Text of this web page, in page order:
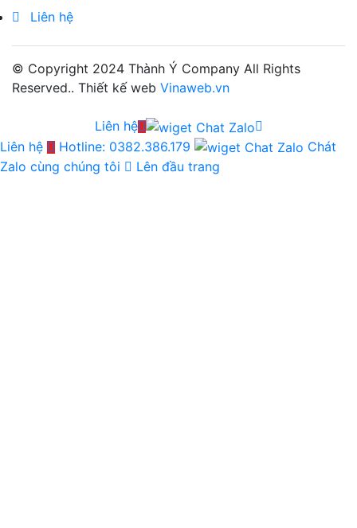
Liên hệ
© Copyright 2024 Thành Ý Company All Rights
Reserved.. Thiết kế web Vinaweb.vn
Liên hệ
Liên hệ
Hotline: 0382.386.179
Chát
Zalo cùng chúng tôi
Lên đầu trang